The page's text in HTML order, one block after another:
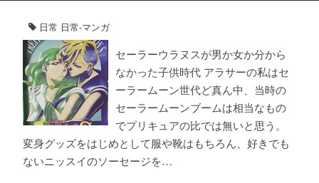
日常 日常-マンガ
セーラーウラヌスが男か女か分から
なかった子供時代 アラサーの私はセ
ーラームーン世代ど真ん中、当時の
セーラームーンブームは相当なもの
でプリキュアの比では無いと思う。
変身グッズをはじめとして服や靴はもちろん、好きでも
ないニッスイのソーセージを…